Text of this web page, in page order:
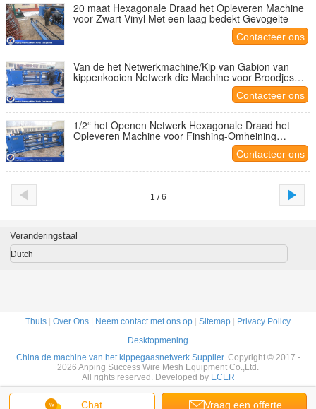
20 maat Hexagonale Draad het Opleveren Machine
voor Zwart Vinyl Met een laag bedekt Gevogelte
Contacteer ons
Van de het Netwerkmachine/Kip van Gabion van
kippenkooien Netwerk die Machine voor Broodjes
Contacteer ons
1/2“ het Openen Netwerk Hexagonale Draad het
Opleveren Machine voor Finshing-Omheining
Contacteer ons
1 / 6
Chat Vraag een offerte
Veranderingstaal
Dutch
Thuis Over Ons Neem contact met ons op Sitemap
Privacy Policy
Desktopmening
China de machine van het kippegaasnetwerk Supplier. Copyright © 2017 -
2026 Anping Success Wire Mesh Equipment Co.,Ltd.
All rights reserved. Developed by ECER